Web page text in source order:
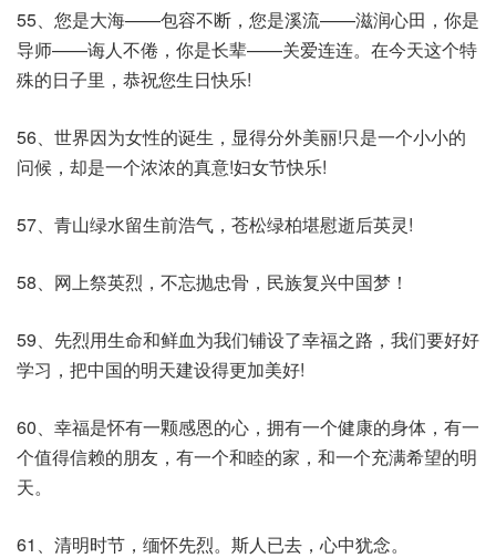
55、您是大海——包容不断，您是溪流——滋润心田，你是
导师——诲人不倦，你是长辈——关爱连连。在今天这个特
殊的日子里，恭祝您生日快乐!
56、世界因为女性的诞生，显得分外美丽!只是一个小小的
问候，却是一个浓浓的真意!妇女节快乐!
57、青山绿水留生前浩气，苍松绿柏堪慰逝后英灵!
58、网上祭英烈，不忘抛忠骨，民族复兴中国梦！
59、先烈用生命和鲜血为我们铺设了幸福之路，我们要好好
学习，把中国的明天建设得更加美好!
60、幸福是怀有一颗感恩的心，拥有一个健康的身体，有一
个值得信赖的朋友，有一个和睦的家，和一个充满希望的明
天。
61、清明时节，缅怀先烈。斯人已去，心中犹念。